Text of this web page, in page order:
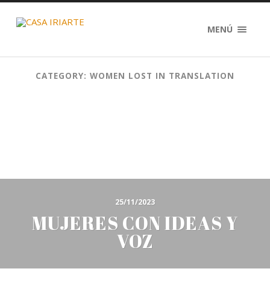
MENÚ
CATEGORY: WOMEN LOST IN TRANSLATION
25/11/2023
MUJERES CON IDEAS Y
VOZ